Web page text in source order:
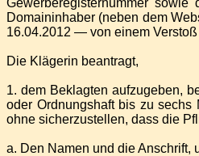
Gewerberegisternummer
Domaininhaber (neben dem
16.04.2012 — von einem
Die Klägerin beantragt,
1. dem Beklagten aufzugeben,
oder Ordnungshaft bis zu sechs
ohne sicherzustellen, dass die
a. Den Namen und die Anschrift,